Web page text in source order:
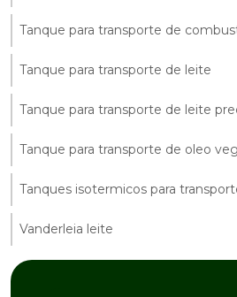
Tanque para transporte de
Tanque para transporte de leite
Tanque para transporte de leite
Tanque para transporte de oleo
Tanques isotermicos para
Vanderleia leite